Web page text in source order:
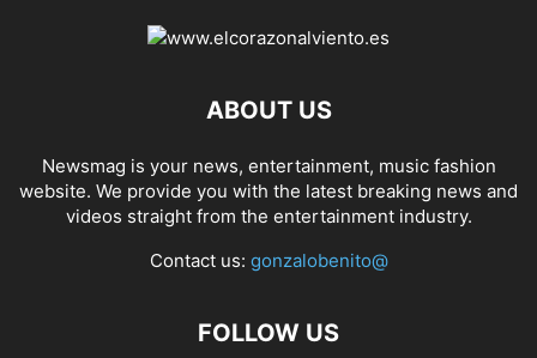
ABOUT US
Newsmag is your news, entertainment, music fashion
website. We provide you with the latest breaking news and
videos straight from the entertainment industry.
Contact us: gonzalobenito@
FOLLOW US